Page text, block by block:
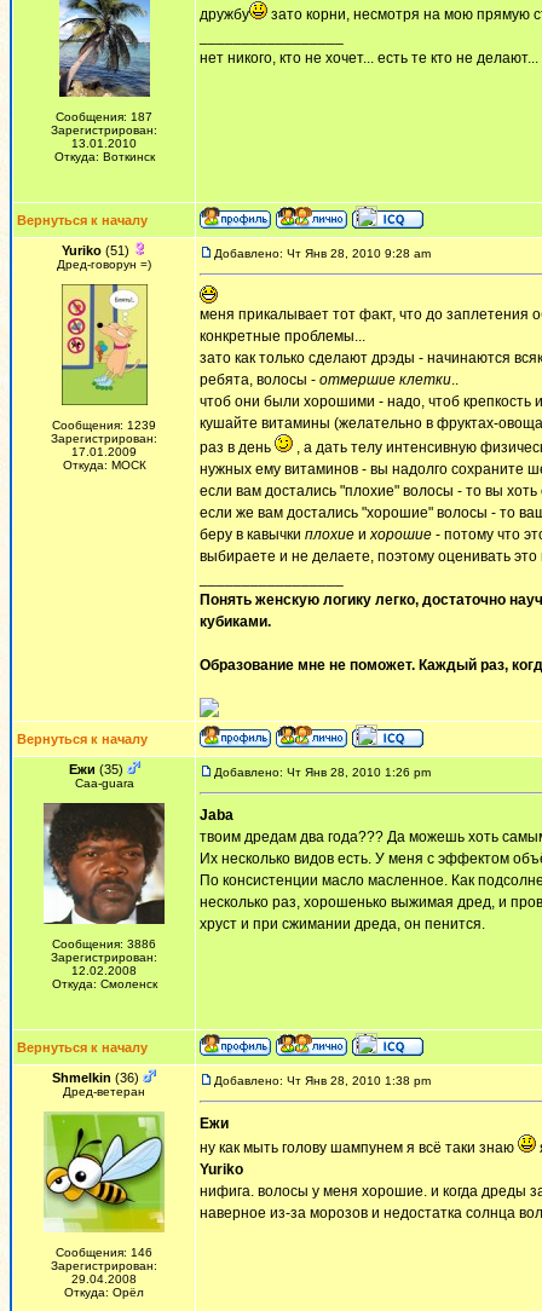
Сообщения: 187
Зарегистрирован:
13.01.2010
Откуда: Воткинск
дружбу
зато корни, несмотря на мою прямую
нет никого, кто не хочет... есть те кто не делают...
Вернуться к началу
Yuriko (51)
Дред-говорун =)
Сообщения: 1239
Зарегистрирован:
17.01.2009
Откуда: МОСК
Добавлено: Чт Янв 28, 2010 9:28 am
меня прикалывает тот факт, что до заплетения
конкретные проблемы...
зато как только сделают дрэды - начинаются
ребята, волосы - отмершие клетки..
чтоб они были хорошими - надо, чтоб крепкость
кушайте витамины (желательно в фруктах-
раз в день
, а дать телу интенсивную
нужных ему витаминов - вы надолго сохраните
если вам достались "плохие" волосы - то вы
если же вам достались "хорошие" волосы - то
беру в кавычки плохие ихорошие - потому что
выбираете и не делаете, поэтому оценивать это
Понять женскую логику легко, достаточно
кубиками.
Образование мне не поможет. Каждый раз,
Вернуться к началу
Ежи (35)
Сaa-guara
Сообщения: 3886
Зарегистрирован:
12.02.2008
Откуда: Смоленск
Добавлено: Чт Янв 28, 2010 1:26 pm
Jaba
твоим дредам два года??? Да можешь хоть
Их несколько видов есть. У меня с эффектом
По консистенции масло масленное. Как
несколько раз, хорошенько выжимая дред, и
хруст и при сжимании дреда, он пенится.
Вернуться к началу
Shmelkin (36)
Дред-ветеран
Сообщения: 146
Зарегистрирован:
29.04.2008
Откуда: Орёл
Добавлено: Чт Янв 28, 2010 1:38 pm
Ежи
ну как мыть голову шампунем я всё таки знаю
Yuriko
нифига. волосы у меня хорошие. и когда дреды
наверное из-за морозов и недостатка солнца